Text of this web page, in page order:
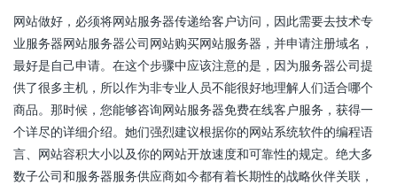
网站做好，必须将网站服务器传递给客户访问，因此需要去技术专
业服务器网站服务器公司网站购买网站服务器，并申请注册域名，
最好是自己申请。在这个步骤中应该注意的是，因为服务器公司提
供了很多主机，所以作为非专业人员不能很好地理解人们适合哪个
商品。那时候，您能够咨询网站服务器免费在线客户服务，获得一
个详尽的详细介绍。她们强烈建议根据你的网站系统软件的编程语
言、网站容积大小以及你的网站开放速度和可靠性的规定。绝大多
数子公司和服务器服务供应商如今都有着长期性的战略伙伴关联，